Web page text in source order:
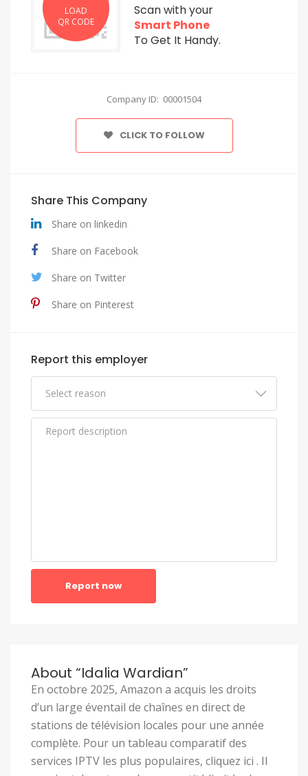
LOAD
QR CODE
Scan with your
Smart Phone
To Get It Handy.
Company ID: 00001504
CLICK TO FOLLOW
Share This Company
Share on linkedin
Share on Facebook
Share on Twitter
Share on Pinterest
Report this employer
Report now
About “Idalia Wardian”
En octobre 2025, Amazon a acquis les droits
d’un large éventail de chaînes en direct de
stations de télévision locales pour une année
complète. Pour un tableau comparatif des
services IPTV les plus populaires, cliquez ici . Il